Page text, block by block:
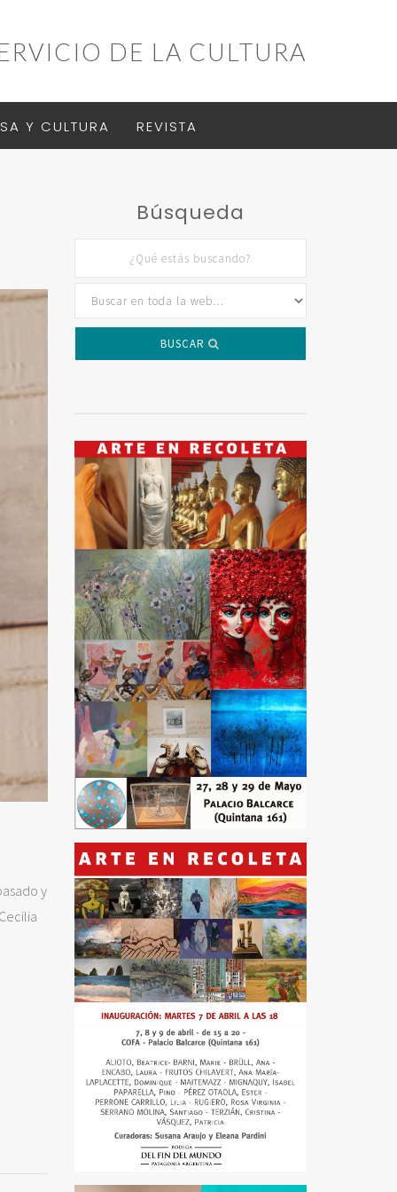
DE LA CULTURA
Y CULTURA REVISTA
y
Búsqueda
BUSCAR